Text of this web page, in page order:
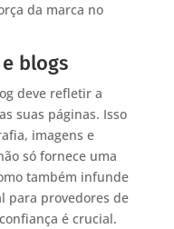
da marca no
blogs
deve refletir a
suas páginas. Isso
imagens e
só fornece uma
também infunde
para provedores de
é crucial.